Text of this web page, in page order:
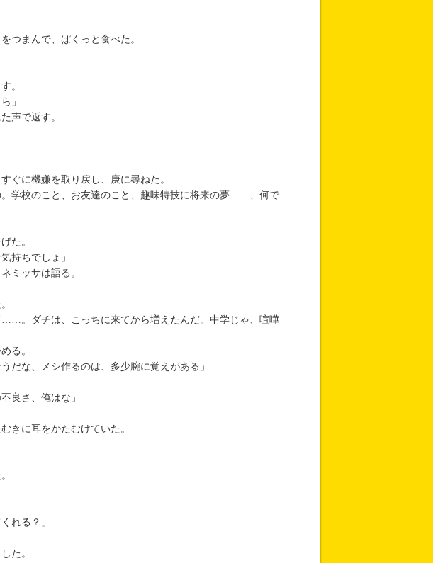
つまんで、ぱくっと食べた。
。
」
声で返す。
ぐに機嫌を取り戻し、庚に尋ねた。
。学校のこと、お友達のこと、趣味特技に将来の夢……、何で
た。
持ちでしょ」
ミッサは語る。
……。ダチは、こっちに来てから増えたんだ。中学じゃ、喧嘩
る。
だな、メシ作るのは、多少腕に覚えがある」
良さ、俺はな」
きに耳をかたむけていた。
れる？」
た。